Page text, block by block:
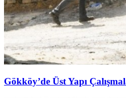
Gökköy’de Üst Yapı